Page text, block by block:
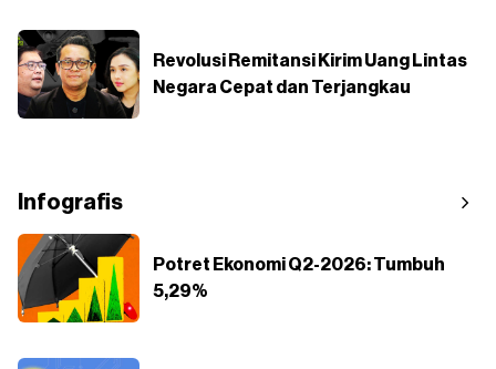
Revolusi Remitansi Kirim Uang Lintas
Negara Cepat dan Terjangkau
Infografis
Potret Ekonomi Q2-2026: Tumbuh
5,29%